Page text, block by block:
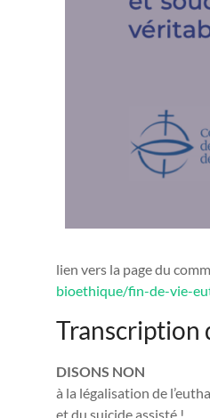
lien vers la page du
bioethique/fin-de-vie-
Transcription
DISONS NON
à la légalisation de
et du suicide assisté !